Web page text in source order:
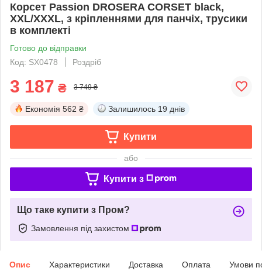
Корсет Passion DROSERA CORSET black,
XXL/XXXL, з кріпленнями для панчіх, трусики
в комплекті
Готово до відправки
Код: SX0478
Роздріб
3 187 ₴ 3 749 ₴
Економія 562 ₴ Залишилось 19 днів
Купити
або
Купити з
Що таке купити з Пром?
Замовлення під захистом
Опис Характеристики Доставка Оплата Умови